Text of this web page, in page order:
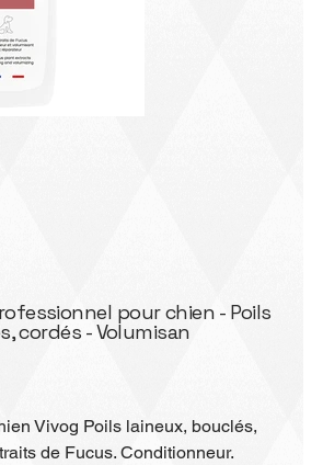
pour chien - Poils
cordés - Volumisan
Vivog Poils laineux, bouclés,
de Fucus. Conditionneur.